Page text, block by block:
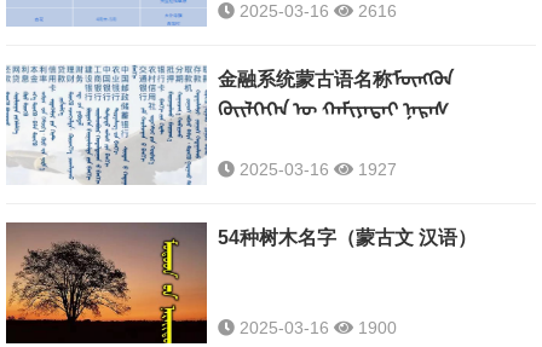
2025-03-16 2616
金融系统蒙古语名称ᠮᠦᠩᠭᠦᠨ
ᠭᠦᠢᠯᠬᠡᠬᠡᠨ ᠦ ᠬᠠᠮᠢᠶᠠᠲᠠᠢ ᠨᠡᠷᠡᠰ
2025-03-16 1927
54种树木名字（蒙古文 汉语）
2025-03-16 1900